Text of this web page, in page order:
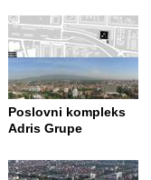
Poslovni kompleks
Adris Grupe